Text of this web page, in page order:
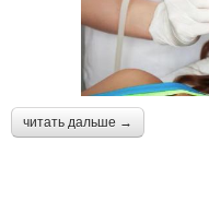
читать дальше →